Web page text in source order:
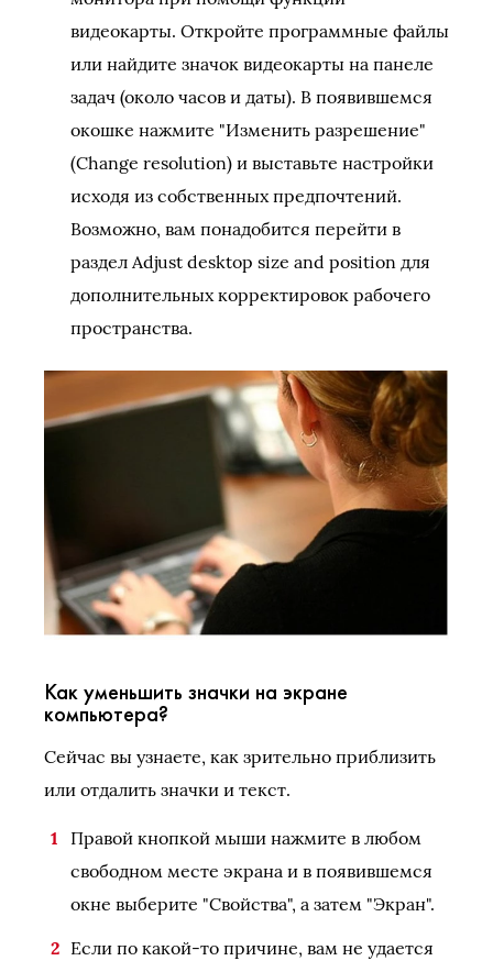
видеокарты. Откройте программные файлы
или найдите значок видеокарты на панеле
задач (около часов и даты). В появившемся
окошке нажмите "Изменить разрешение"
(Change resolution) и выставьте настройки
исходя из собственных предпочтений.
Возможно, вам понадобится перейти в
раздел Adjust desktop size and position для
дополнительных корректировок рабочего
пространства.
Как уменьшить значки на экране
компьютера?
Сейчас вы узнаете, как зрительно приблизить
или отдалить значки и текст.
Правой кнопкой мыши нажмите в любом
свободном месте экрана и в появившемся
окне выберите "Свойства", а затем "Экран".
Если по какой-то причине, вам не удается